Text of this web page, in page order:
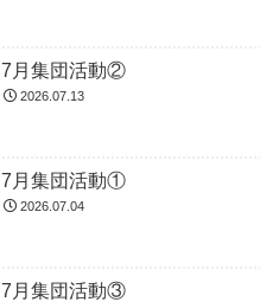
7月集団活動②
2026.07.13
7月集団活動①
2026.07.04
7月集団活動③